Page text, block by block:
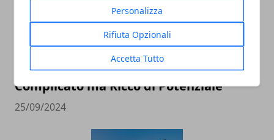
Personalizza
Rifiuta Opzionali
Accetta Tutto
Social Media e Istruzione: Un Binomio
Complicato ma Ricco di Potenziale
25/09/2024